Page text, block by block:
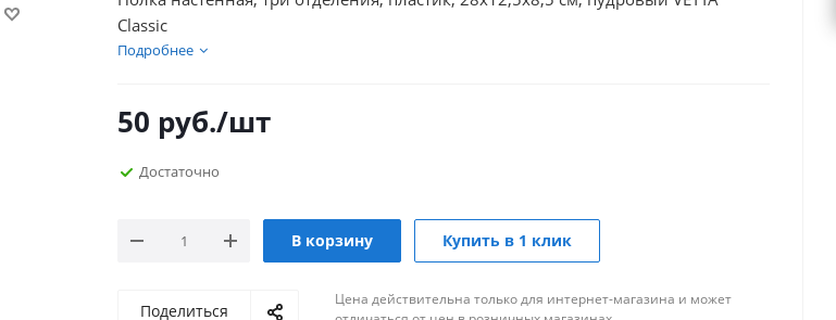
Classic
Подробнее
50 руб./шт
Достаточно
В корзину Купить в 1 клик
Поделиться
Цена действительна только для интернет-магазина и может